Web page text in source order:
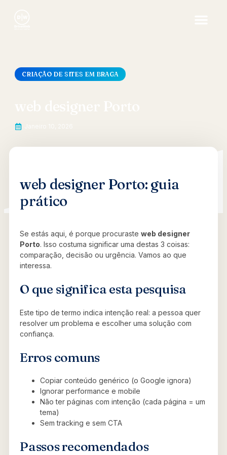
CRIAÇÃO DE SITES EM BRAGA
web designer Porto: guia
prático
Se estás aqui, é porque procuraste web designer
Porto. Isso costuma significar uma destas 3 coisas:
comparação, decisão ou urgência. Vamos ao que
interessa.
O que significa esta pesquisa
Este tipo de termo indica intenção real: a pessoa quer
resolver um problema e escolher uma solução com
confiança.
Erros comuns
Copiar conteúdo genérico (o Google ignora)
Ignorar performance e mobile
Não ter páginas com intenção (cada página = um
tema)
Sem tracking e sem CTA
Passos recomendados